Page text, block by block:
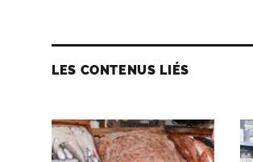
LES CONTENUS LIÉS